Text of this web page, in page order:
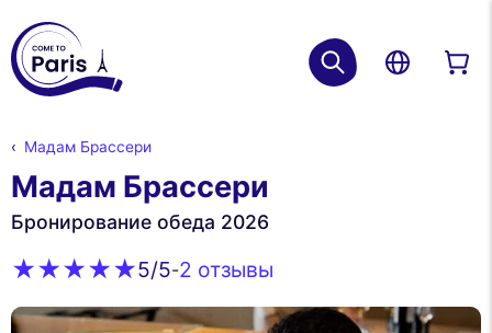
Мадам Брассери
Мадам Брассери
Бронирование обеда 2026
5/5-2 oтзывы